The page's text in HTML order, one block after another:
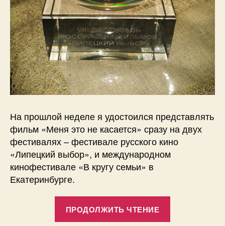
На прошлой неделе я удостоился представлять
фильм «Меня это не касается» сразу на двух
фестивалях – фестивале русского кино
«Липецкий выбор», и международном
кинофестивале «В кругу семьи» в
Екатеринбурге.
ПРОДОЛЖИТЬ ЧТЕНИЕ